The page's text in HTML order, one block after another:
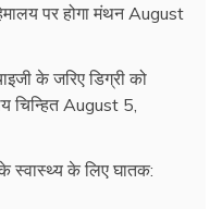
पर होगा मंथन August
के जरिए डिग्री को
चिन्हित August 5,
स्वास्थ्य के लिए घातक: